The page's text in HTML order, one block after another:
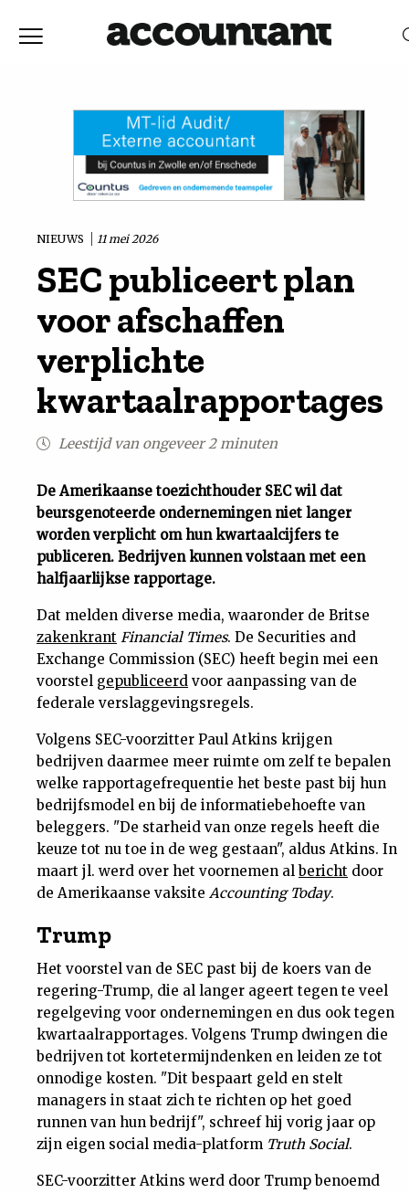
Discussie
Vaktechniek
Achtergrond
Uit
Feiten
Cijfers
Tuchtrecht
Magazine
Podcast
Dossiers
Nieuwsbrief
Contact
NIEUWS 11 mei 2026
SEC publiceert plan
voor afschaffen
verplichte
kwartaalrapportages
Leestijd van ongeveer 2 minuten
De Amerikaanse toezichthouder SEC wil dat
beursgenoteerde ondernemingen niet langer
worden verplicht om hun kwartaalcijfers te
publiceren. Bedrijven kunnen volstaan met een
halfjaarlijkse rapportage.
Dat melden diverse media, waaronder de Britse
zakenkrant Financial Times. De Securities and
Exchange Commission (SEC) heeft begin mei een
voorstel gepubliceerd voor aanpassing van de
federale verslaggevingsregels.
Volgens SEC-voorzitter Paul Atkins krijgen
bedrijven daarmee meer ruimte om zelf te bepalen
welke rapportagefrequentie het beste past bij hun
bedrijfsmodel en bij de informatiebehoefte van
beleggers. "De starheid van onze regels heeft die
keuze tot nu toe in de weg gestaan", aldus Atkins. In
maart jl. werd over het voornemen albericht door
de Amerikaanse vaksite Accounting Today.
Trump
Het voorstel van de SEC past bij de koers van de
regering-Trump, die al langer ageert tegen te veel
regelgeving voor ondernemingen en dus ook tegen
kwartaalrapportages. Volgens Trump dwingen die
bedrijven tot kortetermijndenken en leiden ze tot
onnodige kosten. "Dit bespaart geld en stelt
managers in staat zich te richten op het goed
runnen van hun bedrijf", schreef hij vorig jaar op
zijn eigen social media-platform Truth Social.
SEC-voorzitter Atkins werd door Trump benoemd
RELEVANTIEDATUM